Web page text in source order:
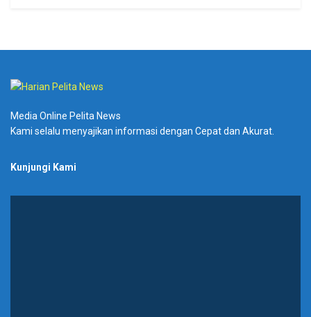
Media Online Pelita News
Kami selalu menyajikan informasi dengan Cepat dan Akurat.
Kunjungi Kami